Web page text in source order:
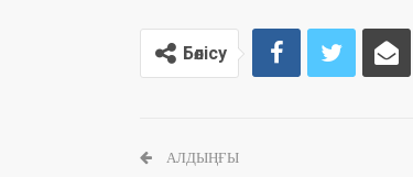
Бөлісу
АЛДЫҢҒЫ